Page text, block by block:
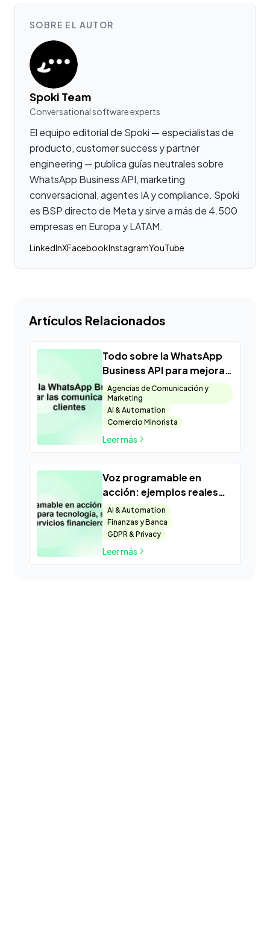
SOBRE EL AUTOR
Spoki Team
Conversational software experts
El equipo editorial de Spoki — especialistas de
producto, customer success y partner
engineering — publica guías neutrales sobre
WhatsApp Business API, marketing
conversacional, agentes IA y compliance. Spoki
es BSP directo de Meta y sirve a más de 4.500
empresas en Europa y LATAM.
LinkedInXFacebookInstagramYouTube
Artículos Relacionados
Todo sobre la WhatsApp
Business API para mejorar
las comunicaciones con
clientes
Agencias de Comunicación y
Marketing
AI & Automation
Comercio Minorista
Leer más
Voz programable en
acción: ejemplos reales
para tecnología, salud y
servicios financieros
AI & Automation
Finanzas y Banca
GDPR & Privacy
Leer más